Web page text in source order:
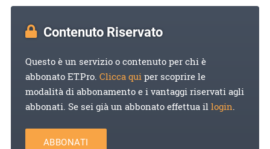
Contenuto Riservato
Questo è un servizio o contenuto per chi è
abbonato ET.Pro. Clicca quiper scoprire le
modalità di abbonamento e i vantaggi riservati agli
abbonati. Se sei già un abbonato effettua illogin.
ABBONATI